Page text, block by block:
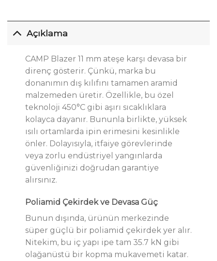
Açıklama
CAMP Blazer 11 mm ateşe karşı devasa bir
direnç gösterir. Çünkü, marka bu
donanımın dış kılıfını tamamen aramid
malzemeden üretir. Özellikle, bu özel
teknoloji 450°C gibi aşırı sıcaklıklara
kolayca dayanır. Bununla birlikte, yüksek
ısılı ortamlarda ipin erimesini kesinlikle
önler. Dolayısıyla, itfaiye görevlerinde
veya zorlu endüstriyel yangınlarda
güvenliğinizi doğrudan garantiye
alırsınız.
Poliamid Çekirdek ve Devasa Güç
Bunun dışında, ürünün merkezinde
süper güçlü bir poliamid çekirdek yer alır.
Nitekim, bu iç yapı ipe tam 35.7 kN gibi
olağanüstü bir kopma mukavemeti katar.